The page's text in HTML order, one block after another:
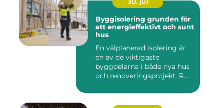
Byggisolering grunden för
ett energieffektivt och sunt
hus
En välplanerad isolering är
en av de viktigaste
byggdelarna i både nya hus
och renoveringsprojekt. R...